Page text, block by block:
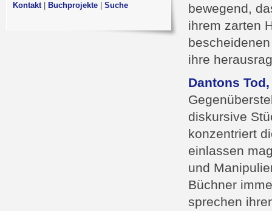
bewegend,
ihrem zarten
ihre
Dantons Tod,
diskursive
konzentriert
einlassen
und
Büchner
sprechen
Kontakt| Buchprojekte Suche